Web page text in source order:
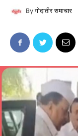
By गोदातीर समाचार